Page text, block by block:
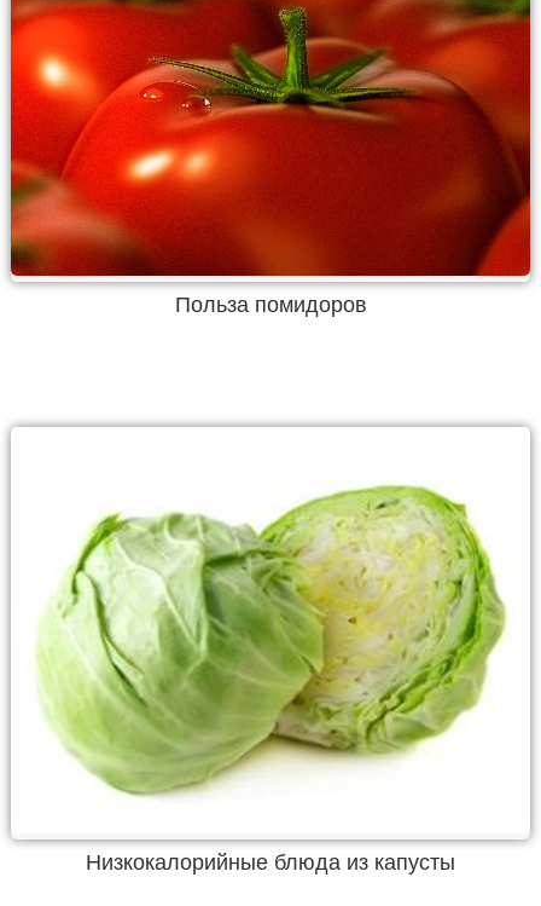
Польза помидоров
Низкокалорийные блюда из капусты